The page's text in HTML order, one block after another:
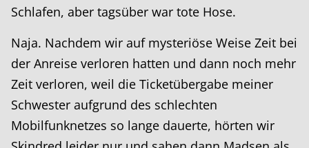
Schlafen, aber tagsüber war tote Hose.
Naja. Nachdem wir auf mysteriöse Weise Zeit bei
der Anreise verloren hatten und dann noch mehr
Zeit verloren, weil die Ticketübergabe meiner
Schwester aufgrund des schlechten
Mobilfunknetzes so lange dauerte, hörten wir